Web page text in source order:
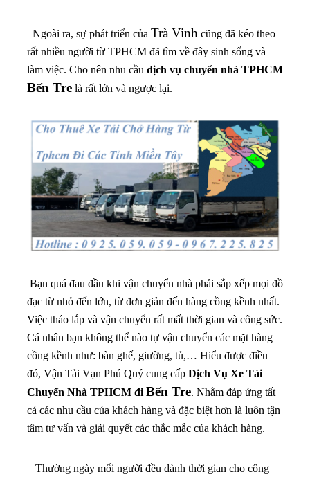
Ngoài ra, sự phát triển của Trà Vinh cũng đã kéo theo
rất nhiều người từ TPHCM đã tìm về đây sinh sống và
làm việc. Cho nên nhu cầu dịch vụ chuyển nhà TPHCM
Bến Tre là rất lớn và ngược lại.
Bạn quá đau đầu khi vận chuyển nhà phải sắp xếp mọi đồ
đạc từ nhỏ đến lớn, từ đơn giản đến hàng cồng kềnh nhất.
Việc tháo lắp và vận chuyển rất mất thời gian và công sức.
Cá nhân bạn không thể nào tự vận chuyển các mặt hàng
cồng kềnh như: bàn ghế, giường, tủ,… Hiểu được điều
đó, Vận Tải Vạn Phú Quý cung cấp Dịch Vụ Xe Tải
Chuyển Nhà TPHCM đi Bến Tre. Nhằm đáp ứng tất
cả các nhu cầu của khách hàng và đặc biệt hơn là luôn tận
tâm tư vấn và giải quyết các thắc mắc của khách hàng.
Thường ngày mổi người đều dành thời gian cho công